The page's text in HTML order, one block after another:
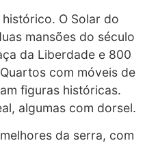
O Solar do
mansões do século
da Liberdade e 800
com móveis de
figuras históricas.
algumas com dorsel.
da serra, com